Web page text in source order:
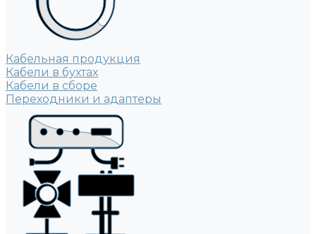
Кабельная продукция
Кабели в бухтах
Кабели в сборе
Переходники и адаптеры